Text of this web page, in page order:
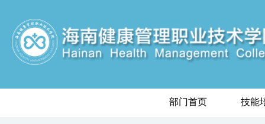
部门首页 技能